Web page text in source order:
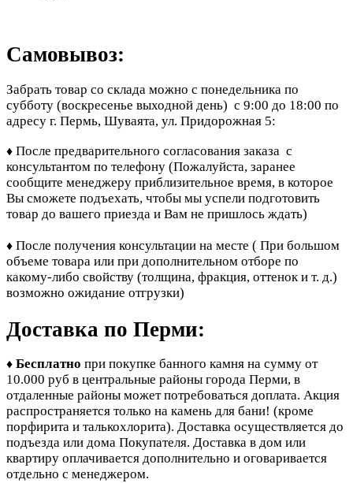
Самовывоз:
Забрать товар со склада можно с понедельника по
субботу (воскресенье выходной день) с 9:00 до 18:00 по
адресу г. Пермь, Шуваята, ул. Придорожная 5:
♦ После предварительного согласования заказа с
консультантом по телефону (Пожалуйста, заранее
сообщите менеджеру приблизительное время, в которое
Вы сможете подъехать, чтобы мы успели подготовить
товар до вашего приезда и Вам не пришлось ждать)
♦ После получения консультации на месте ( При большом
объеме товара или при дополнительном отборе по
какому-либо свойству (толщина, фракция, оттенок и т. д.)
возможно ожидание отгрузки)
Доставка по Перми:
♦ Бесплатно при покупке банного камня на сумму от
10.000 руб в центральные районы города Перми, в
отдаленные районы может потребоваться доплата. Акция
распространяется только на камень для бани! (кроме
порфирита и талькохлорита). Доставка осуществляется до
подъезда или дома Покупателя. Доставка в дом или
квартиру оплачивается дополнительно и оговаривается
отдельно с менеджером.